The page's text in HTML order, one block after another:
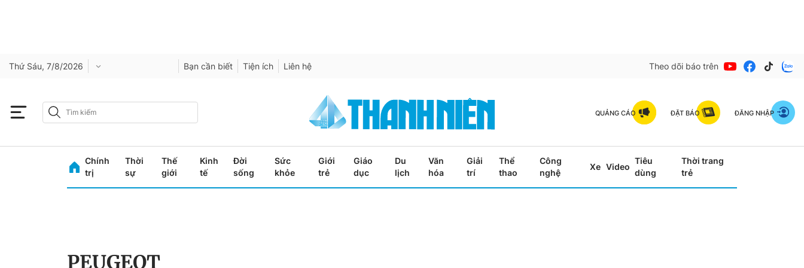
Thứ Sáu, 7/8/2026 Bạn cần biết Tiện ích Liên hệ Theo dõi báo trên
QUẢNG CÁO ĐẶT BÁO ĐĂNG NHẬP
Chính
trị
Thời
sự
Thế
giới
Kinh
tế
Đời
sống
Sức
khỏe
Giới
trẻ
Giáo
dục
Du
lịch
Văn
hóa
Giải
trí
Thể
thao
Công
nghệ
Xe Video
Tiêu
dùng
Thời trang
trẻ
PEUGEOT